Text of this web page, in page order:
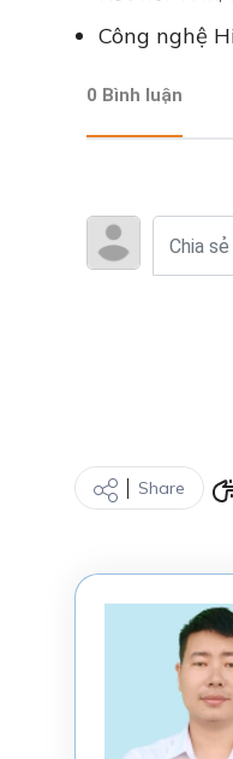
Công nghệ
0 Bình luận
Share